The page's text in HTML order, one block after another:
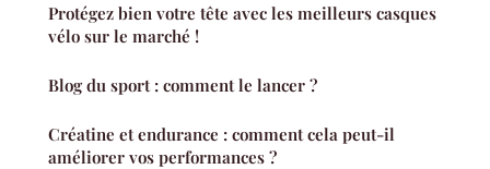
Protégez bien votre tête avec les meilleurs casques
vélo sur le marché !
Blog du sport : comment le lancer ?
Créatine et endurance : comment cela peut-il
améliorer vos performances ?